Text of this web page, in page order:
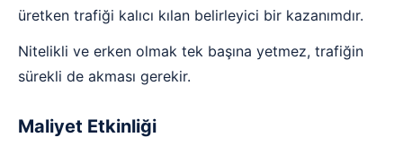
üretken trafiği kalıcı kılan belirleyici bir kazanımdır.
Nitelikli ve erken olmak tek başına yetmez, trafiğin
sürekli de akması gerekir.
Maliyet Etkinliği